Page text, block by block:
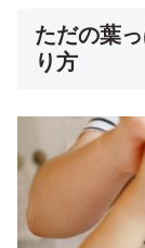
ただの葉
り方